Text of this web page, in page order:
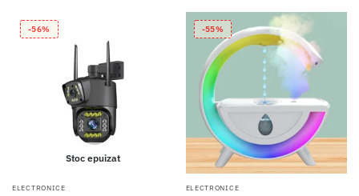
-56%
Stoc epuizat
ELECTRONICE
-55%
ELECTRONICE